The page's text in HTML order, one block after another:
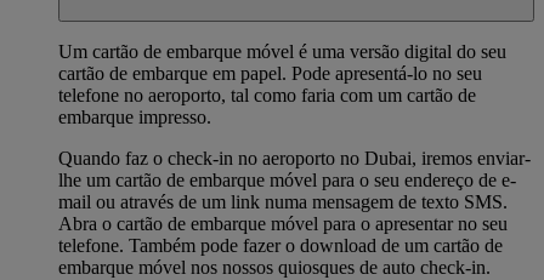
Um cartão de embarque móvel é uma versão digital do seu
cartão de embarque em papel. Pode apresentá-lo no seu
telefone no aeroporto, tal como faria com um cartão de
embarque impresso.
Quando faz o check-in no aeroporto no Dubai, iremos enviar-
lhe um cartão de embarque móvel para o seu endereço de e-
mail ou através de um link numa mensagem de texto SMS.
Abra o cartão de embarque móvel para o apresentar no seu
telefone. Também pode fazer o download de um cartão de
embarque móvel nos nossos quiosques de auto check-in.